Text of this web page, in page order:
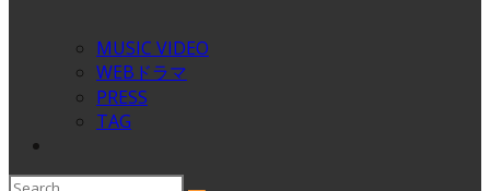
MUSIC VIDEO
WEBドラマ
PRESS
TAG